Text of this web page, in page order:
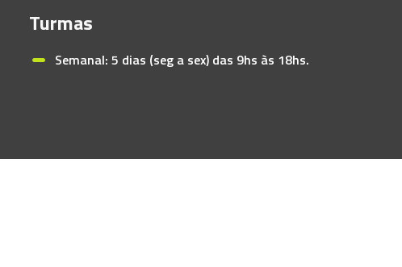
Turmas
Semanal: 5 dias (seg a sex) das 9hs às 18hs.